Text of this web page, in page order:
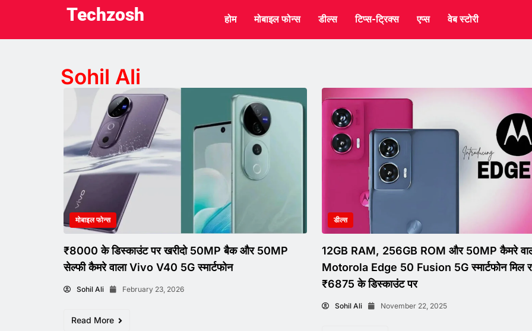
Techzosh होम मोबाइल फोन्स डील्स टिप्स-ट्रिक्स एप्स वेब स्टोरी
Sohil Ali
मोबाइल फोन्स
₹8000 के डिस्काउंट पर खरीदो 50MP बैक और 50MP
सेल्फी कैमरे वाला Vivo V40 5G स्मार्टफोन
Sohil Ali February 23, 2026
Read More
डील्स
12GB RAM, 256GB ROM और 50MP कैमरे
Motorola Edge 50 Fusion 5G स्मार्टफोन मिल
₹6875 के डिस्काउंट पर
Sohil Ali November 22, 2025